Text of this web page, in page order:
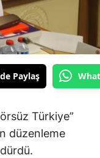
Paylaş
Türkiye”
düzenleme